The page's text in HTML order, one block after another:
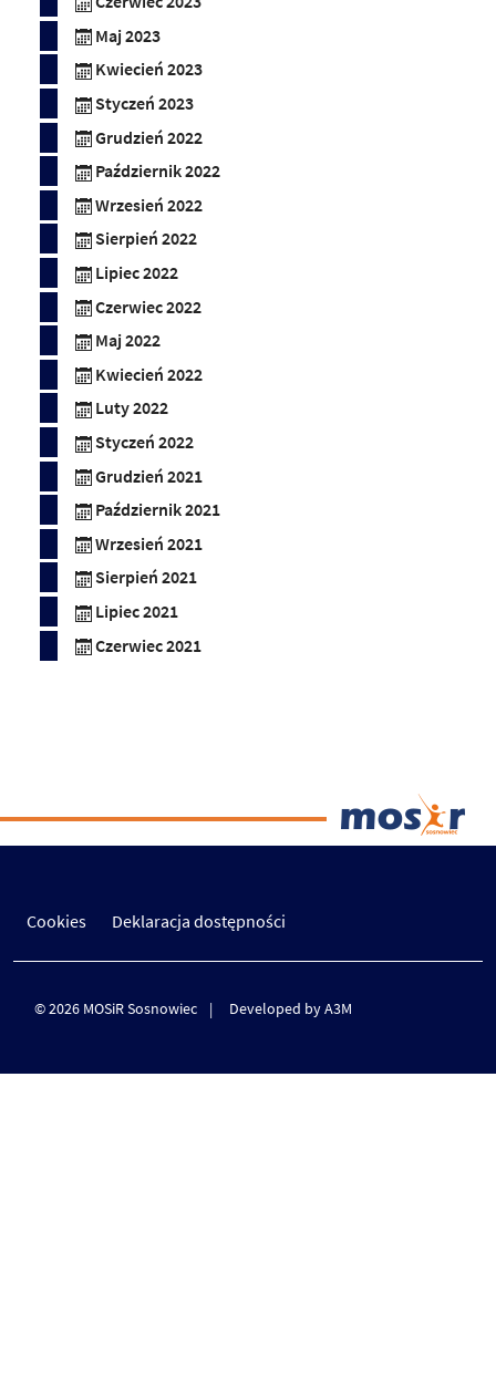
Maj 2023
Kwiecień 2023
Styczeń 2023
Grudzień 2022
Październik 2022
Wrzesień 2022
Sierpień 2022
Lipiec 2022
Czerwiec 2022
Maj 2022
Kwiecień 2022
Luty 2022
Styczeń 2022
Grudzień 2021
Październik 2021
Wrzesień 2021
Sierpień 2021
Lipiec 2021
Czerwiec 2021
Cookies Deklaracja dostępności
© 2026 MOSiR Sosnowiec Developed by A3M